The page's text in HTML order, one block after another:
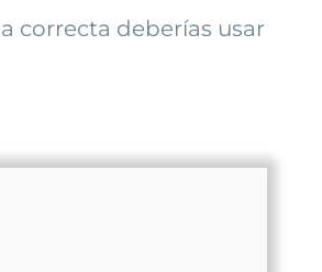
correcta deberías usar